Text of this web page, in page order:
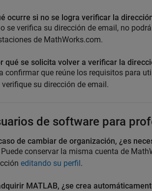
ocurre si no se logra verificar la
se verifica su dirección de email, no
de MathWorks.com.
qué se solicita volver a verificar la
confirmar que reúne los requisitos para
verifique su dirección de email.
de software para
de cambiar de organización, ¿es
Puede conservar la misma cuenta de
editando su perfil.
MATLAB, ¿se crea